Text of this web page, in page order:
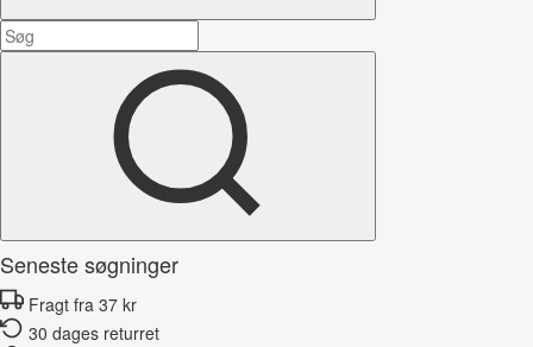
Seneste søgninger
Fragt fra 37 kr
30 dages returret